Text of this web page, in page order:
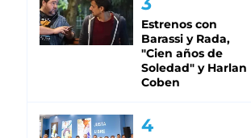
Estrenos con
Barassi y Rada,
"Cien años de
Soledad" y Harlan
Coben